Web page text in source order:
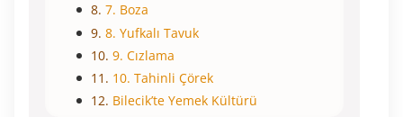
7. Boza
8. Yufkalı Tavuk
9. Cızlama
10. Tahinli Çörek
Bilecik’te Yemek Kültürü